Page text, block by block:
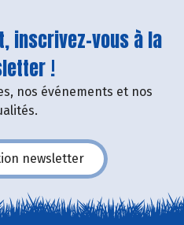
inscrivez-vous à la
!
nos événements et nos
newsletter